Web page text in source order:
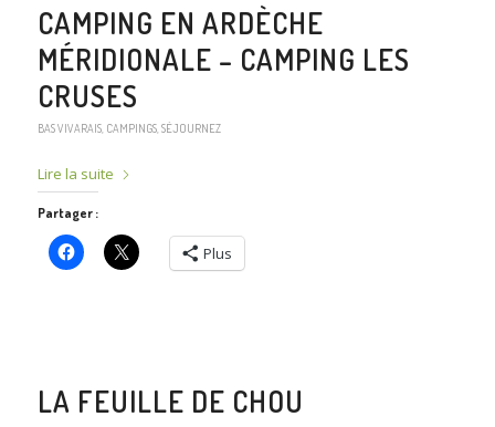
CAMPING EN ARDÈCHE
MÉRIDIONALE – CAMPING LES
CRUSES
BAS VIVARAIS, CAMPINGS, SÉJOURNEZ
Lire la suite
Partager :
Plus
LA FEUILLE DE CHOU